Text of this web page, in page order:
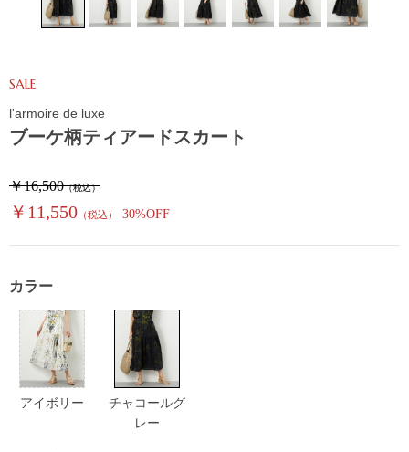
ブーケ柄ティアードスカート
SALE
￥16,500（税込）
￥11,550 （税込） 30%OFF
l'armoire de luxe
カラー
アイボリー
チャコールグ
レー